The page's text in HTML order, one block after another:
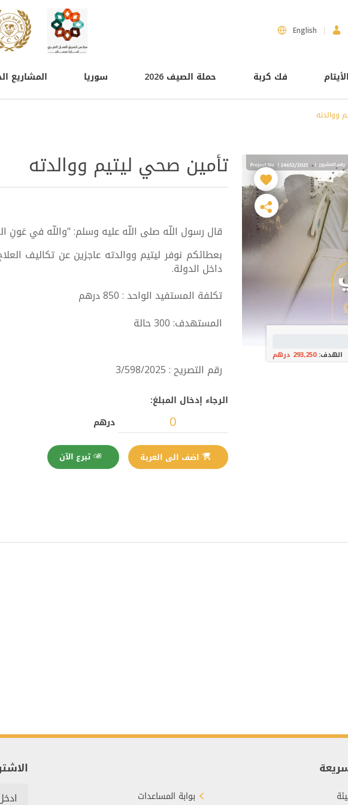
English
فك كربة حملة الصيف 2026 سوريا المشاريع
ووالدته
الهدف:293,250 درهم
تأمين صحي ليتيم ووالدته
قال رسول اللّه صلى اللّه عليه وسلم: "واللّه في عَونِ
بعطائكم نوفر ليتيم ووالدته عاجزين عن تكاليف
داخل الدولة.
تكلفة المستفيد الواحد : 850 درهم
المستهدف: 300 حالة
رقم التصريح : 3/598/2025
الرجاء إدخال المبلغ:
درهم
تبرع الآن
بوابة المساعدات